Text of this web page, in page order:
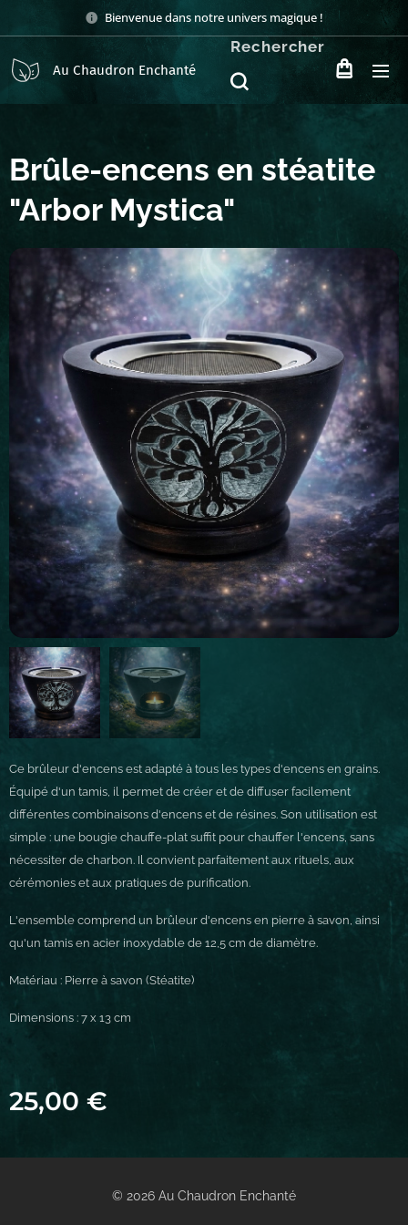
Bienvenue dans notre univers magique !
Au Chaudron Enchanté
Rechercher
Brûle-encens en stéatite
"Arbor Mystica"
Ce brûleur d'encens est adapté à tous les types d'encens en grains.
Équipé d'un tamis, il permet de créer et de diffuser facilement
différentes combinaisons d'encens et de résines. Son utilisation est
simple : une bougie chauffe-plat suffit pour chauffer l'encens, sans
nécessiter de charbon. Il convient parfaitement aux rituels, aux
cérémonies et aux pratiques de purification.
L'ensemble comprend un brûleur d'encens en pierre à savon, ainsi
qu'un tamis en acier inoxydable de 12,5 cm de diamètre.
Matériau : Pierre à savon (Stéatite)
Dimensions : 7 x 13 cm
25,00 €
© 2026 Au Chaudron Enchanté